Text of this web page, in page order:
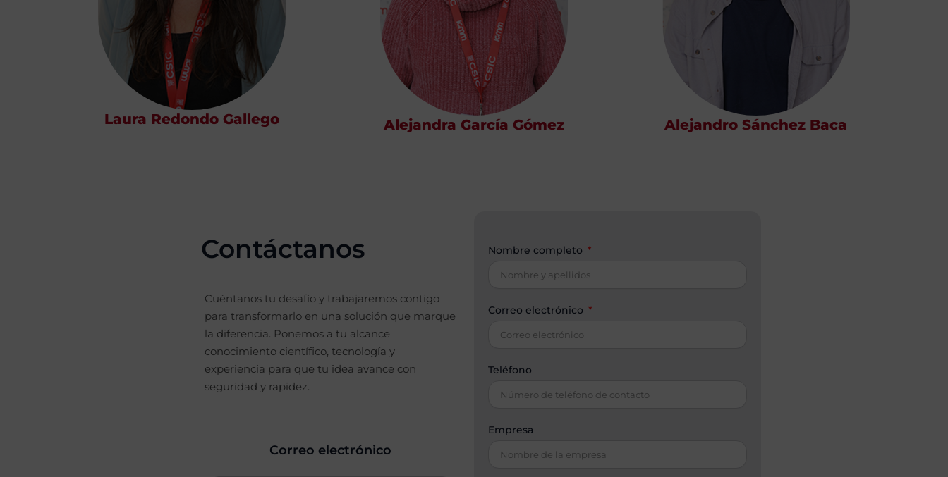
Laura Redondo Gallego Alejandra García Gómez Alejandro Sánchez Baca
Contáctanos
Cuéntanos tu desafío y trabajaremos contigo
para transformarlo en una solución que marque
la diferencia. Ponemos a tu alcance
conocimiento científico, tecnología y
experiencia para que tu idea avance con
seguridad y rapidez.
Correo electrónico
Nombre completo
Correo electrónico
Teléfono
Empresa